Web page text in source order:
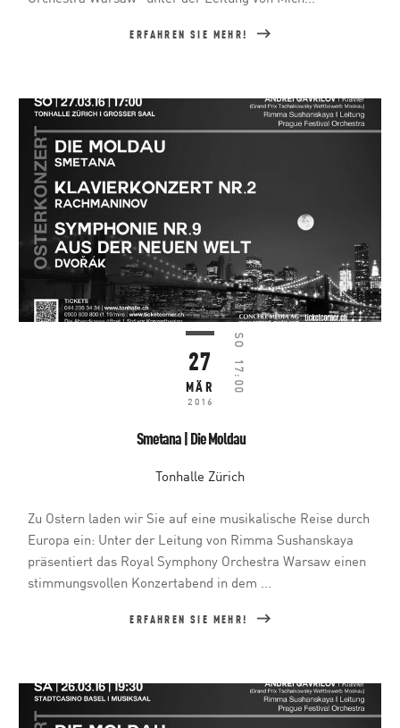
ERFAHREN SIE MEHR!
27
MÄR
2016
SO
17:00
Smetana | Die Moldau
Tonhalle Zürich
Zu Ostern laden wir Sie auf eine musikalische Reise durch
Europa ein: Unter der Leitung von Rimma Sushanskaya
präsentiert das Royal Symphony Orchestra Warsaw einen
stimmungsvollen Konzertabend in dem ...
ERFAHREN SIE MEHR!